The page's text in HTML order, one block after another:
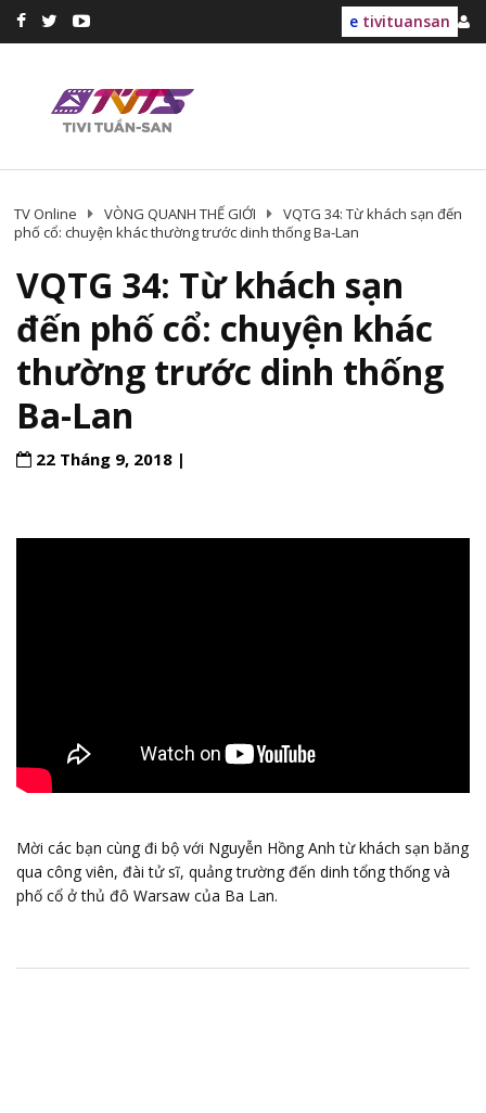
e tivituansan
TV Online VÒNG QUANH THẾ GIỚI
VQTG 34: Từ khách sạn đến
phố cổ: chuyện khác thường trước dinh thống Ba-Lan
VQTG 34: Từ khách sạn
đến phố cổ: chuyện khác
thường trước dinh thống
Ba-Lan
22 Tháng 9, 2018 |
Mời các bạn cùng đi bộ với Nguyễn Hồng Anh từ khách sạn băng
qua công viên, đài tử sĩ, quảng trường đến dinh tổng thống và
phố cổ ở thủ đô Warsaw của Ba Lan.